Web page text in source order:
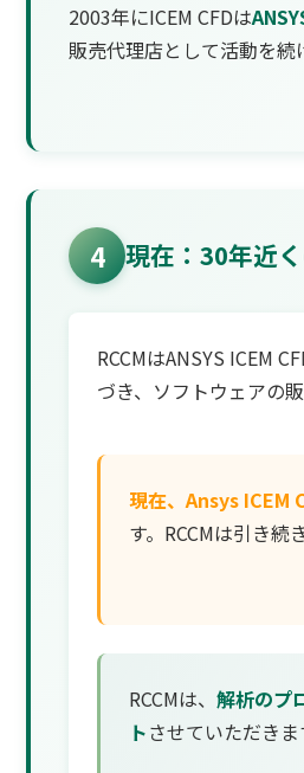
2003年にICEM CFDは
販売代理店として活動を続
4 現在：30年近
RCCMはANSYS ICEM
づき、ソフトウェアの
現在、Ansys ICEM
す。RCCMは引き続
RCCMは、 解析のプ
トさせていただきま